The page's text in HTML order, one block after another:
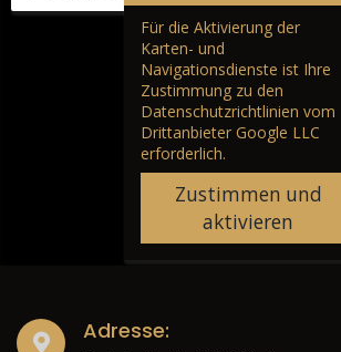
Für die Aktivierung der
Karten- und
Navigationsdienste ist Ihre
Zustimmung zu den
Datenschutzrichtlinien vom
Drittanbieter Google LLC
erforderlich.
Zustimmen und
aktivieren
Adresse: